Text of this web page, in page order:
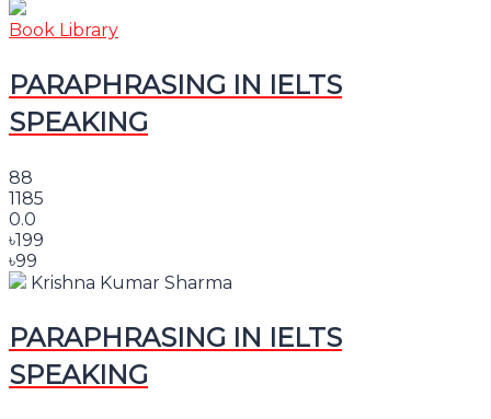
Book Library
PARAPHRASING IN IELTS
SPEAKING
88
1185
0.0
৳199
৳99
Krishna Kumar Sharma
PARAPHRASING IN IELTS
SPEAKING